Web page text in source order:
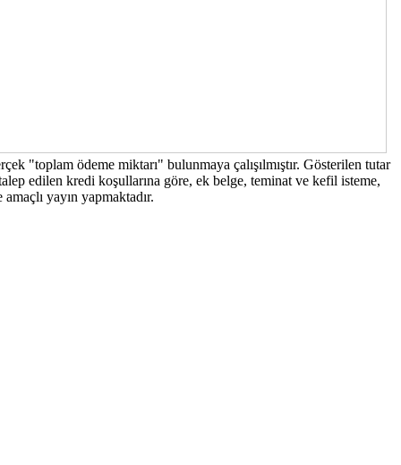
"toplam ödeme miktarı" bulunmaya çalışılmıştır. Gösterilen tutar
edilen kredi koşullarına göre, ek belge, teminat ve kefil isteme,
yayın yapmaktadır.